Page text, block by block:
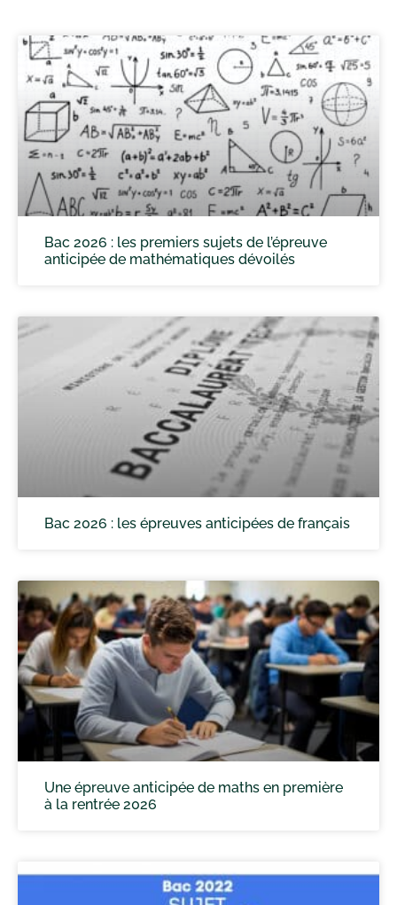
Bac 2026 : les premiers sujets de l’épreuve
anticipée de mathématiques dévoilés
Bac 2026 : les épreuves anticipées de français
Une épreuve anticipée de maths en première
à la rentrée 2026